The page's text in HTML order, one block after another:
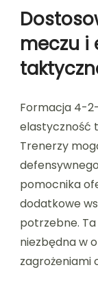
meczu i
Formacja 4-
elastyczność
Trenerzy
pomocnika
dodatkowe
potrzebne.
niezbędna w
zagrożeniami